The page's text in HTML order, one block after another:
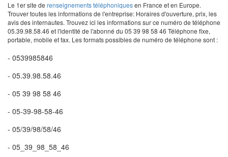
Le 1er site de renseignements téléphoniquesen France et en Europe.
Trouver toutes les informations de l'entreprise: Horaires d'ouverture, prix, les
avis des internautes. Trouvez ici les informations sur ce numéro de téléphone
05.39.98.58.46 et l'identité de l'abonné du 05 39 98 58 46 Téléphone fixe,
portable, mobile et fax. Les formats possibles de numéro de téléphone sont :
- 0539985846
- 05.39.98.58.46
- 05 39 98 58 46
- 05-39-98-58-46
- 05/39/98/58/46
- 05_39_98_58_46